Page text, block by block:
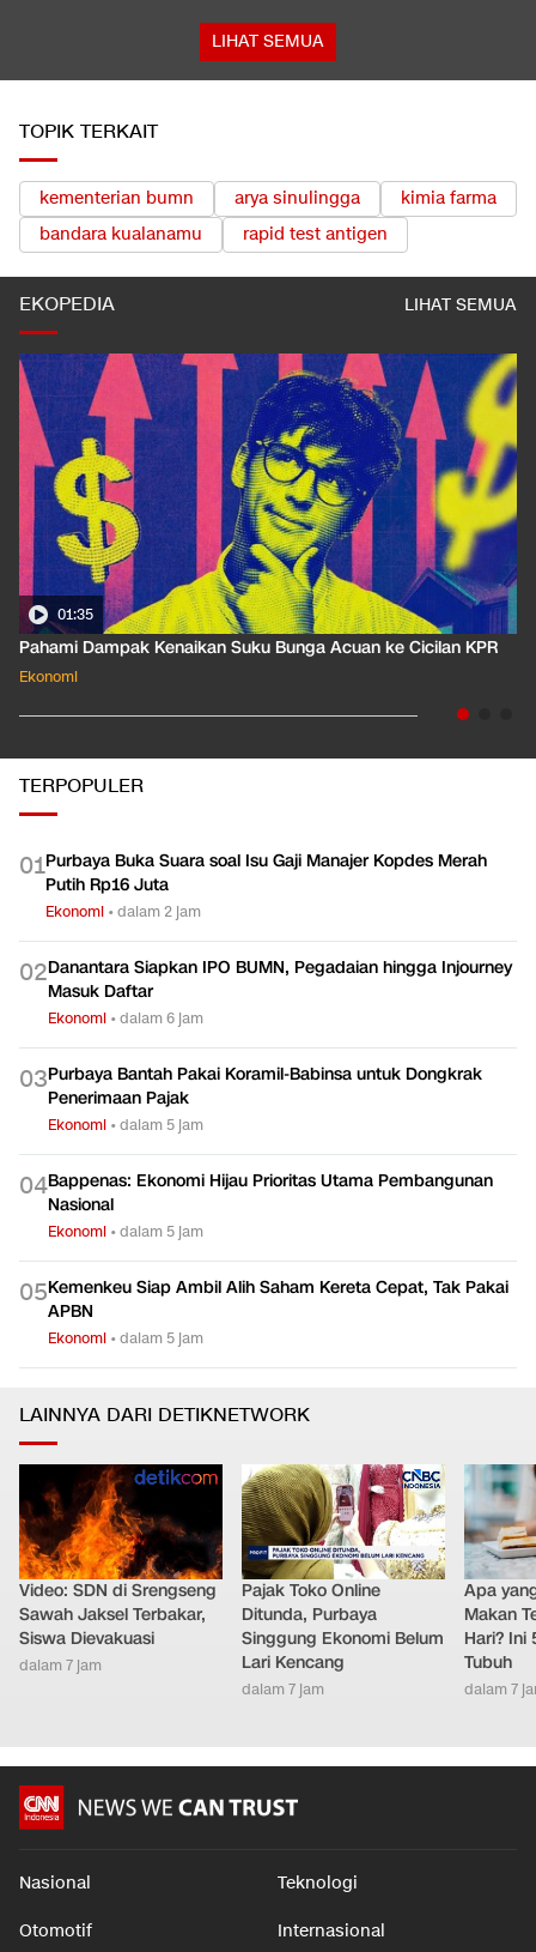
LIHAT SEMUA
TOPIK TERKAIT
kementerian bumn arya sinulingga
kimia farma
bandara kualanamu
rapid test antigen
EKOPEDIA LIHAT SEMUA
01:35
Pahami Dampak Kenaikan Suku Bunga Acuan ke Cicilan KPR
Ekonomi
TERPOPULER
01Purbaya Buka Suara soal Isu Gaji Manajer Kopdes Merah
Putih Rp16 Juta
Ekonomi •dalam 2 jam
02Danantara Siapkan IPO BUMN, Pegadaian hingga Injourney
Masuk Daftar
Ekonomi •dalam 6 jam
03Purbaya Bantah Pakai Koramil-Babinsa untuk Dongkrak
Penerimaan Pajak
Ekonomi •dalam 5 jam
04Bappenas: Ekonomi Hijau Prioritas Utama Pembangunan
Nasional
Ekonomi •dalam 5 jam
05Kemenkeu Siap Ambil Alih Saham Kereta Cepat, Tak Pakai
APBN
Ekonomi •dalam 5 jam
LAINNYA DARI DETIKNETWORK
Video: SDN di Srengseng
Sawah Jaksel Terbakar,
Siswa Dievakuasi
dalam 7 jam
Pajak Toko Online
Ditunda, Purbaya
Singgung Ekonomi Belum
Lari Kencang
dalam 7 jam
Apa
Makan
Hari? Ini
Tubuh
dalam 7
Nasional Teknologi
Otomotif Internasional